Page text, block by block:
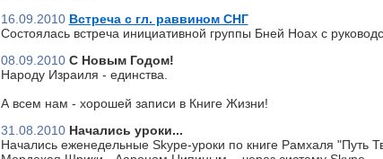
16.09.2010 Встреча с гл. раввином СНГ
Состоялась встреча инициативной группы Бней Ноах с
08.09.2010 С Новым Годом!
Народу Израиля - единства.
А всем нам - хорошей записи в Книге Жизни!
31.08.2010 Начались уроки...
Начались еженедельные Skype-уроки по книге Рамхаля "Путь